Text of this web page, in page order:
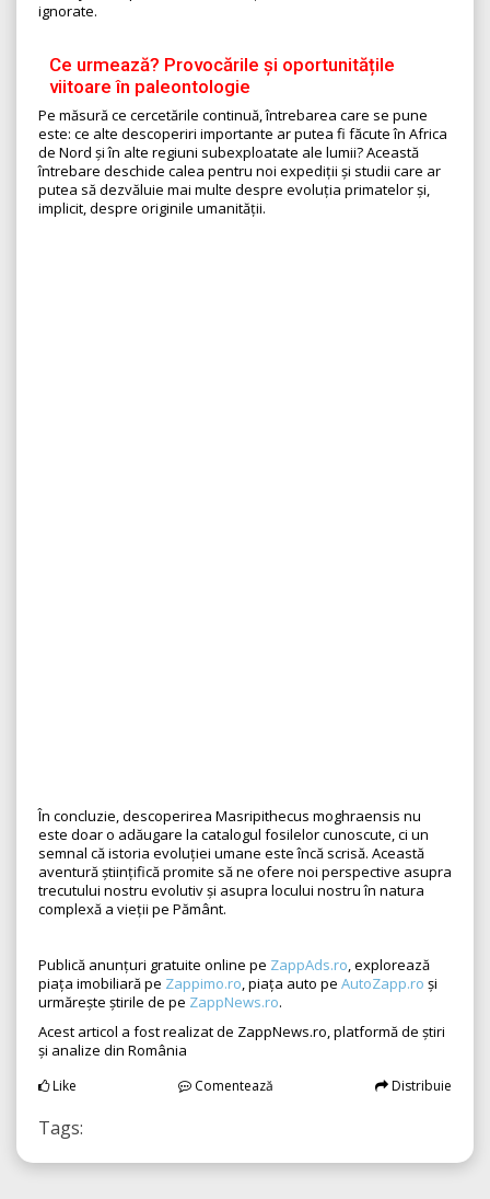
ignorate.
Ce urmează? Provocările și oportunitățile
viitoare în paleontologie
Pe măsură ce cercetările continuă, întrebarea care se pune
este: ce alte descoperiri importante ar putea fi făcute în Africa
de Nord și în alte regiuni subexploatate ale lumii? Această
întrebare deschide calea pentru noi expediții și studii care ar
putea să dezvăluie mai multe despre evoluția primatelor și,
implicit, despre originile umanității.
În concluzie, descoperirea Masripithecus moghraensis nu
este doar o adăugare la catalogul fosilelor cunoscute, ci un
semnal că istoria evoluției umane este încă scrisă. Această
aventură științifică promite să ne ofere noi perspective asupra
trecutului nostru evolutiv și asupra locului nostru în natura
complexă a vieții pe Pământ.
Publică anunțuri gratuite online pe ZappAds.ro, explorează
piața imobiliară pe Zappimo.ro, piața auto pe AutoZapp.ro și
urmărește știrile de pe ZappNews.ro.
Acest articol a fost realizat de ZappNews.ro, platformă de știri
și analize din România
Like Comentează Distribuie
Tags: